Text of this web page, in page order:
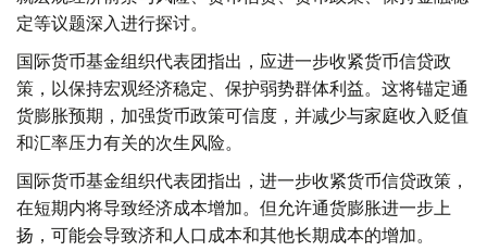
定等议题深入进行探讨。
国际货币基金组织代表团指出，应进一步收紧货币信贷政
策，以保持宏观经济稳定、保护弱势群体利益。这将锚定通
货膨胀预期，加强货币政策可信度，并减少与家庭收入贬值
和汇率压力有关的次生风险。
国际货币基金组织代表团指出，进一步收紧货币信贷政策，
在短期内将导致经济成本增加。但允许通货膨胀进一步上
扬，可能会导致济和人口成本和其他长期成本的增加。